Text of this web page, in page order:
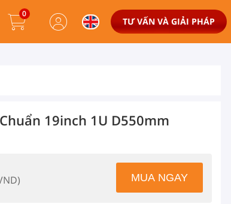
0
TƯ VẤN VÀ GIẢI PHÁP
19inch 1U D550mm